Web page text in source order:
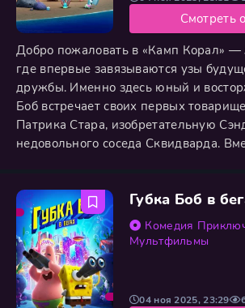
Добро пожаловать в «Камп Корал» —
где впервые завязываются узы
дружбы. Именно здесь юный и
Боб встречает своих первых
Патрика Стара, изобретательную
недовольного соседа Сквидварда.
постижения азов туристического
абсурдных творческих конкурсов.
для отряда становится
Смотреть
Губка Боб в
Комедия
Мультфильмы
04 ноя 2025, 23:29